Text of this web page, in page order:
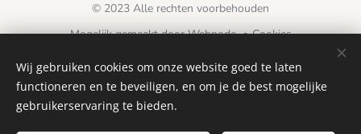
© 2023 Alle rechten voorbehouden
Mogelijk gemaakt doorWebnode Cookies
Langues
Nederlands
Français
Wij gebruiken cookies om onze website goed te laten
functioneren en te beveiligen, en om je de best mogelijke
gebruikerservaring te bieden.